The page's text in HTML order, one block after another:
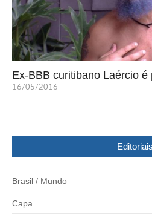
Ex-BBB curitibano Laércio é
16/05/2016
Editoriais
Brasil / Mundo
Capa